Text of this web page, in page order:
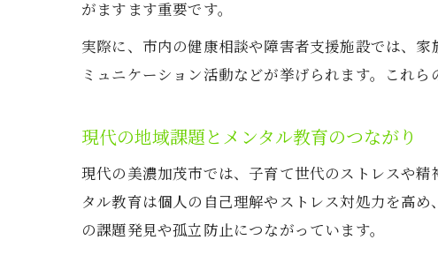
がますます重要です。
実際に、市内の健康相談や障害者支援施設では、
ミュニケーション活動などが挙げられます。これ
現代の地域課題とメンタル教育のつながり
現代の美濃加茂市では、子育て世代のストレスや
タル教育は個人の自己理解やストレス対処力を高
の課題発見や孤立防止につながっています。